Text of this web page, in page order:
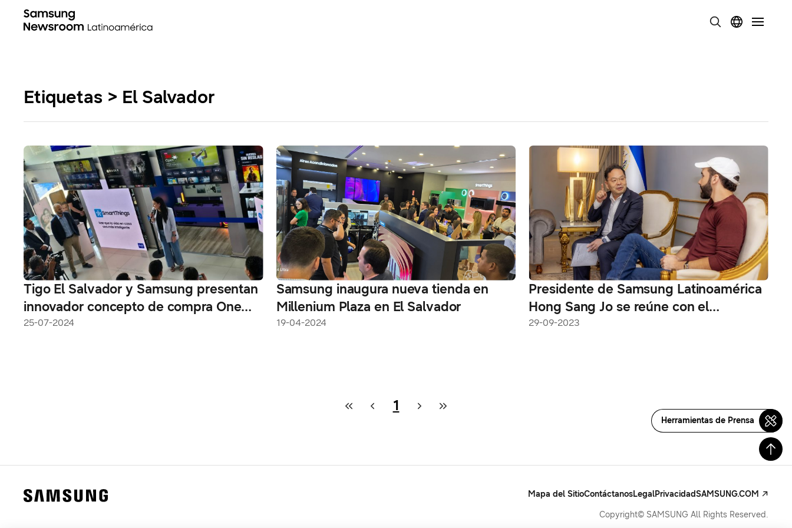
Etiquetas > El Salvador
Tigo El Salvador y Samsung presentan
innovador concepto de compra One
Stop Shop en zonas de experiencia
25-07-2024
Samsung inaugura nueva tienda en
Millenium Plaza en El Salvador
19-04-2024
Presidente de Samsung Latinoamérica
Hong Sang Jo se reúne con el
presidente de El Salvador, Nayib
29-09-2023
1
Herramientas de Prensa
Mapa del SitioContáctanosLegalPrivacidadSAMSUNG.COM
Copyright© SAMSUNG All Rights Reserved.